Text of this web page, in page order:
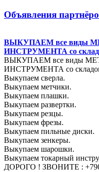
Объявления
ВЫКУПАЕМ все виды
ИНСТРУМЕНТА со
ВЫКУПАЕМ все виды
ИНСТРУМЕНТА со
Выкупаем сверла.
Выкупаем метчики.
Выкупаем плашки.
Выкупаем развертки.
Выкупаем резцы.
Выкупаем фрезы.
Выкупаем пильные диски.
Выкупаем зенкеры.
Выкупаем шарошки.
Выкупаем токарный
ДОРОГО ! ЗВОНИТЕ :